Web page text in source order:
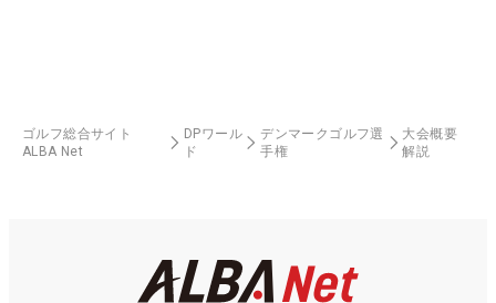
ゴルフ総合サイト
ALBA Net
DPワール
ド
デンマークゴルフ選
手権
大会概要
解説